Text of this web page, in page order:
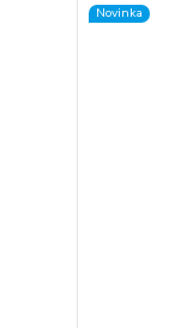
Novinka